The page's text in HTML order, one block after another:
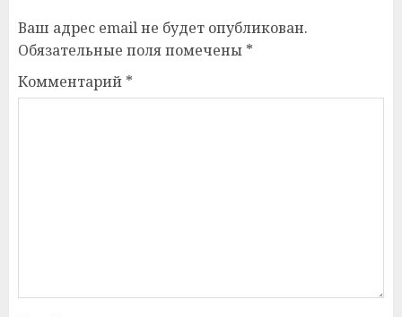
Ваш адрес email не будет опубликован.
Обязательные поля помечены *
Комментарий *